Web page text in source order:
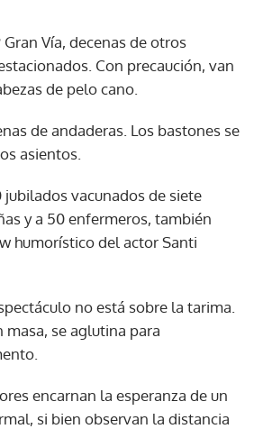
Vía, decenas de otros
Con precaución, van
de pelo cano.
de andaderas. Los bastones se
asientos.
jubilados vacunados de siete
y a 50 enfermeros, también
humorístico del actor Santi
no está sobre la tarima.
masa, se aglutina para
encarnan la esperanza de un
si bien observan la distancia